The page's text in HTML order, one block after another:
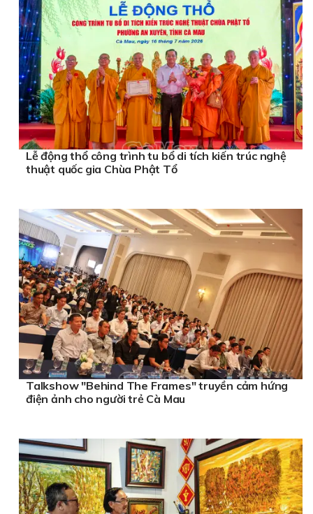
Lễ động thổ công trình tu bổ di tích kiến trúc nghệ
thuật quốc gia Chùa Phật Tổ
Talkshow "Behind The Frames" truyền cảm hứng
điện ảnh cho người trẻ Cà Mau